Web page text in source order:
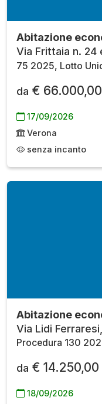
Abitazione
Via Frittaia n. 24
75 2025, Lotto
da € 66.000,00
17/09/2026
Verona
senza incanto
Abitazione
Via Lidi
Procedura 130
da € 14.250,00
18/09/2026